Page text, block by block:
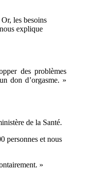
les besoins
explique
des problèmes
don d’orgasme. »
de la Santé.
personnes et nous
»